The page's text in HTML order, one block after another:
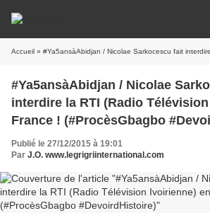
Accueil » #Ya5ansàAbidjan / Nicolae Sarkocescu fait interdire la RTI (Radio Télévision Ivoirienne)
#Ya5ansàAbidjan / Nicolae
interdire la RTI (Radio
France ! (#ProcèsGbagbo
Publié le 27/12/2015 à 19:01
Par J.O. www.legrigriinternational.com